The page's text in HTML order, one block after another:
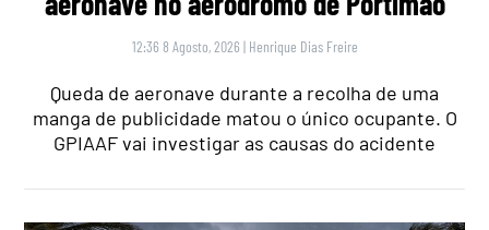
12:36 8 Agosto, 2026 | Henrique Dias Freire
Queda de aeronave durante a recolha de uma
manga de publicidade matou o único ocupante. O
GPIAAF vai investigar as causas do acidente